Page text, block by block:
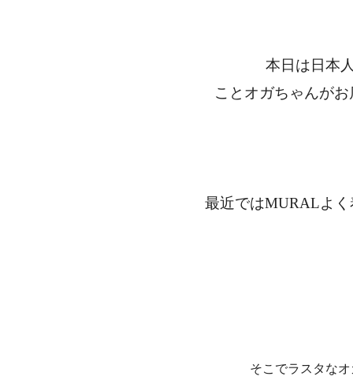
本日は日本
ことオガちゃんが
最近ではMURALよ
そこでラスタな